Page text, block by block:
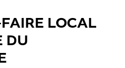
LOCAL
DU